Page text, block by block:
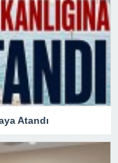
Atandı